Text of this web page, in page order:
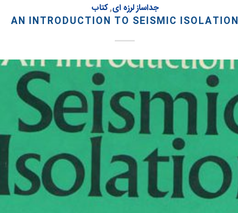
جداساز لرزه ای,کتاب
AN INTRODUCTION TO SEISMIC ISOLATION